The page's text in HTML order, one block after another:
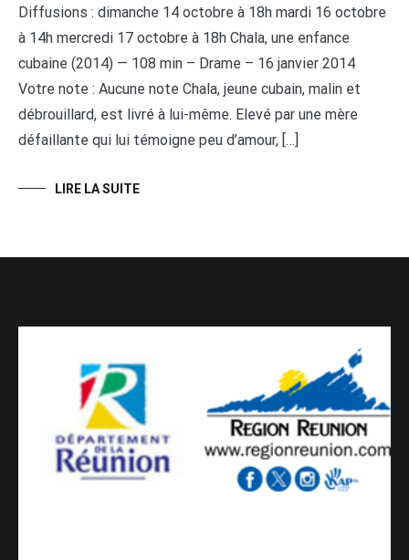
Diffusions : dimanche 14 octobre à 18h mardi 16 octobre
à 14h mercredi 17 octobre à 18h Chala, une enfance
cubaine (2014) — 108 min – Drame – 16 janvier 2014
Votre note : Aucune note Chala, jeune cubain, malin et
débrouillard, est livré à lui-même. Elevé par une mère
défaillante qui lui témoigne peu d’amour, […]
LIRE LA SUITE